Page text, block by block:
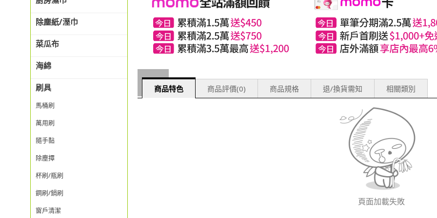
除塵紙/溼巾
菜瓜布
海綿
刷具
馬桶刷
萬用刷
隨手黏
除塵撢
杯刷/瓶刷
鋼刷/鍋刷
窗戶清潔
商品特色 商品評價(0) 商品規格 退/換貨需知 相關類別
頁面加載失敗